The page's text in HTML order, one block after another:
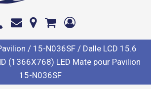
/ 15-N036SF/ Dalle LCD 15.6
(1366X768) LED Mate pour Pavilion
15-N036SF